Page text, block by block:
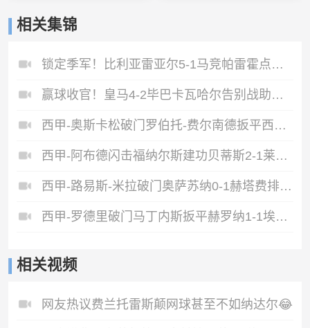
相关集锦
锁定季军！比利亚雷亚尔5-1马竞帕雷霍点射佩雷斯两射一传
赢球收官！皇马4-2毕巴卡瓦哈尔告别战助攻姆巴佩贝林厄姆破门
西甲-奥斯卡松破门罗伯托-费尔南德扳平西班牙人1-1皇家社会
西甲-阿布德闪击福纳尔斯建功贝蒂斯2-1莱万特
西甲-路易斯-米拉破门奥萨苏纳0-1赫塔费排第17惊险保级
西甲-罗德里破门马丁内斯扳平赫罗纳1-1埃尔切惨遭降级
相关视频
网友热议费兰托雷斯颠网球甚至不如纳达尔😂